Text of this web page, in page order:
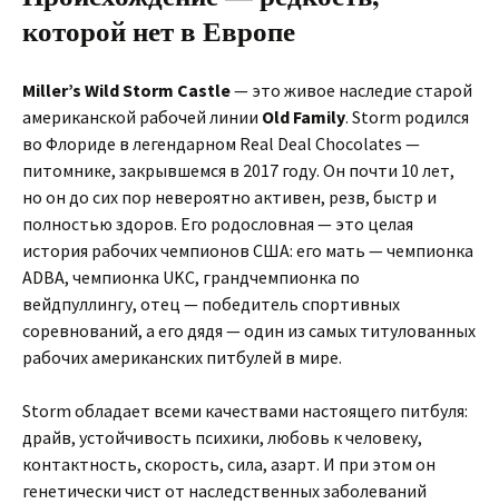
которой нет в Европе
Miller’s Wild Storm Castle— это живое наследие старой
американской рабочей линии Old Family. Storm родился
во Флориде в легендарном Real Deal Chocolates —
питомнике, закрывшемся в 2017 году. Он почти 10 лет,
но он до сих пор невероятно активен, резв, быстр и
полностью здоров. Его родословная — это целая
история рабочих чемпионов США: его мать — чемпионка
ADBA, чемпионка UKC, грандчемпионка по
вейдпуллингу, отец — победитель спортивных
соревнований, а его дядя — один из самых титулованных
рабочих американских питбулей в мире.
Storm обладает всеми качествами настоящего питбуля:
драйв, устойчивость психики, любовь к человеку,
контактность, скорость, сила, азарт. И при этом он
генетически чист от наследственных заболеваний